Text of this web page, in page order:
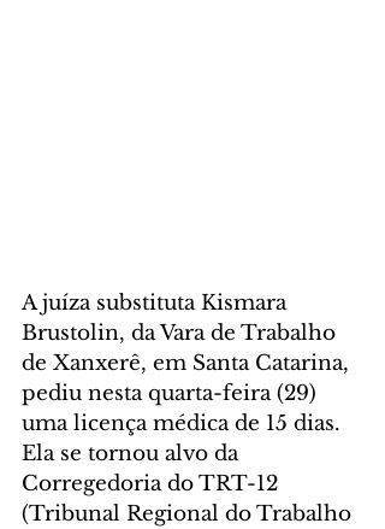
A juíza substituta Kismara
Brustolin, da Vara de Trabalho
de Xanxerê, em Santa Catarina,
pediu nesta quarta-feira (29)
uma licença médica de 15 dias.
Ela se tornou alvo da
Corregedoria do TRT-12
(Tribunal Regional do Trabalho